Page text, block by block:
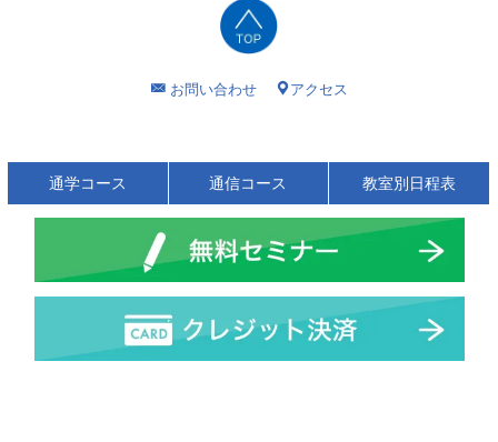
お問い合わせ アクセス
通学コース 通信コース 教室別日程表